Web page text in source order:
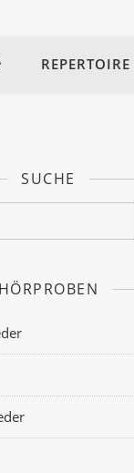
REPERTOIRE
SUCHE
HÖRPROBEN